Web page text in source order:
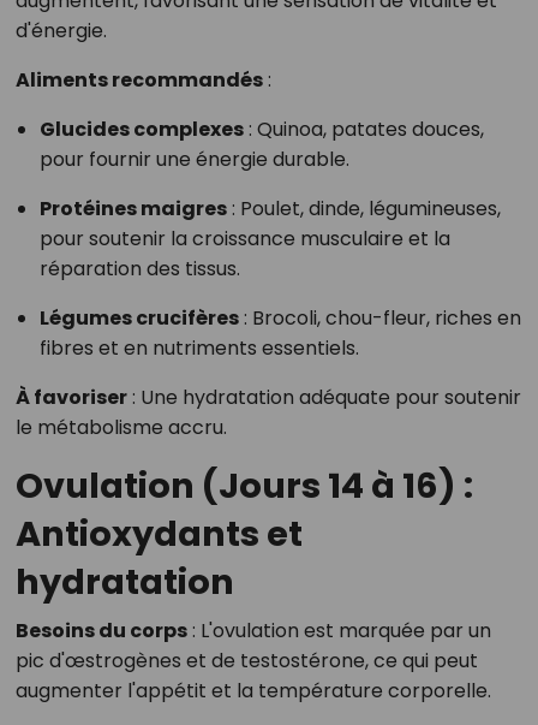
d'énergie.
Aliments recommandés:
Glucides complexes: Quinoa, patates douces,
pour fournir une énergie durable.
Protéines maigres: Poulet, dinde, légumineuses,
pour soutenir la croissance musculaire et la
réparation des tissus.
Légumes crucifères: Brocoli, chou-fleur, riches en
fibres et en nutriments essentiels.
À favoriser: Une hydratation adéquate pour soutenir
le métabolisme accru.
Ovulation (Jours 14 à 16) :
Antioxydants et
hydratation
Besoins du corps: L'ovulation est marquée par un
pic d'œstrogènes et de testostérone, ce qui peut
augmenter l'appétit et la température corporelle.